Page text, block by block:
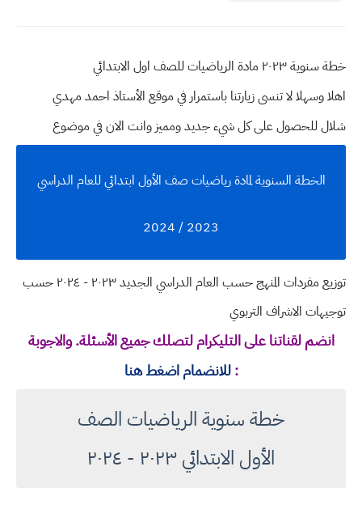
خطة سنوية ٢٠٢٣ مادة الرياضيات للصف اول الابتدائي
اهلا وسهلالا تنسى زيارتنا باستمرار في موقع الأستاذ احمد مهدي
شلال للحصول على كل شيء جديد ومميز وانت الان في موضوع
الخطة السنوية لمادة رياضيات صف الأول ابتدائي للعام الدراسي
2023 / 2024
توزيع مفردات المنهج حسب العام الدراسي الجديد ٢٠٢٣ - ٢٠٢٤ حسب
توجيهات الاشراف التربوي
انضم لقناتنا على التليكرام لتصلك جميع الأسئلة. والاجوبة
: للانضمام اضغط هنا
خطة سنوية الرياضيات الصف
الأول الابتدائي ٢٠٢٣ - ٢٠٢٤